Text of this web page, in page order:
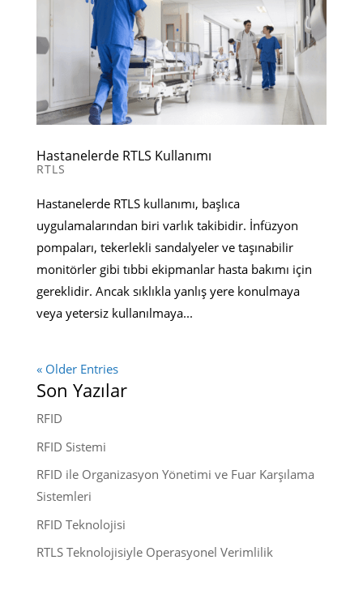
Hastanelerde RTLS Kullanımı
RTLS
Hastanelerde RTLS kullanımı, başlıca
uygulamalarından biri varlık takibidir. İnfüzyon
pompaları, tekerlekli sandalyeler ve taşınabilir
monitörler gibi tıbbi ekipmanlar hasta bakımı için
gereklidir. Ancak sıklıkla yanlış yere konulmaya
veya yetersiz kullanılmaya...
« Older Entries
Son Yazılar
RFID
RFID Sistemi
RFID ile Organizasyon Yönetimi ve Fuar Karşılama
Sistemleri
RFID Teknolojisi
RTLS Teknolojisiyle Operasyonel Verimlilik